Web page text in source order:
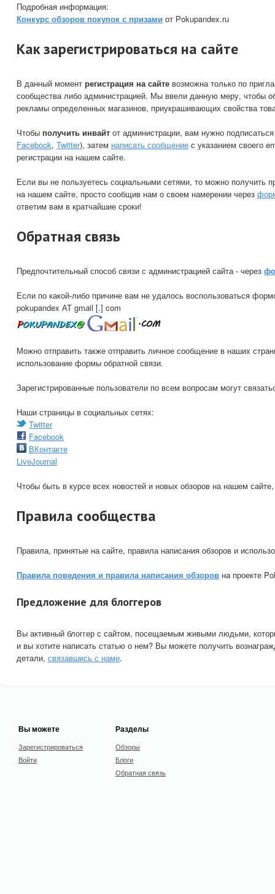
Подробная информация:
Конкурс обзоров покупок с призами от Pokupandex.ru
Как зарегистрироваться на сайте
В данный момент регистрация на сайте возможна только по
сообщества либо администрацией. Мы ввели данную меру, чтобы
рекламы определенных магазинов, приукрашивающих свойства
Чтобы получить инвайт от администрации, вам нужно
Facebook, Twitter), затем написать сообщение с указанием своего
регистрации на нашем сайте.
Если вы не пользуетесь социальными сетями, то можно получить
на нашем сайте, просто сообщив нам о своем намерении через
ответим вам в кратчайшие сроки!
Обратная связь
Предпочтительный способ связи с администрацией сайта - через
Если по какой-либо причине вам не удалось воспользоваться
pokupandex АТ gmail [.] com
Можно отправить также отправить личное сообщение в наших
использование формы обратной связи.
Зарегистрированные пользователи по всем вопросам могут
Наши страницы в социальных сетях:
Twitter
Facebook
ВКонтакте
LiveJournal
Чтобы быть в курсе всех новостей и новых обзоров на нашем
Правила сообщества
Правила, принятые на сайте, правила написания обзоров и
Правила поведения и правила написания обзоров на проекте
Предложение для блоггеров
Вы активный блоггер с сайтом, посещаемым живыми людьми,
и вы хотите написать статью о нем? Вы можете получить
детали, связавшись с нами.
Вы можете
Зарегистрироваться
Войти
Разделы
Обзоры
Блоги
Обратная связь